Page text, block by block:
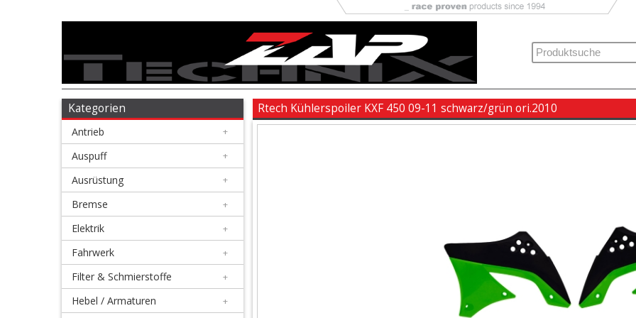
Antrieb
Auspuff
Ausrüstung
Bremse
Elektrik
Fahrwerk
Kategorien
Antrieb +
Auspuff +
Ausrüstung +
Bremse +
Elektrik +
Fahrwerk +
Filter & Schmierstoffe +
Hebel / Armaturen +
Rtech Kühlerspoiler KXF 450 09-11 schwarz/grün ori.2010